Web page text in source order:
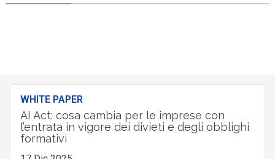
WHITE PAPER
AI Act: cosa cambia per le imprese con
l’entrata in vigore dei divieti e degli obblighi
formativi